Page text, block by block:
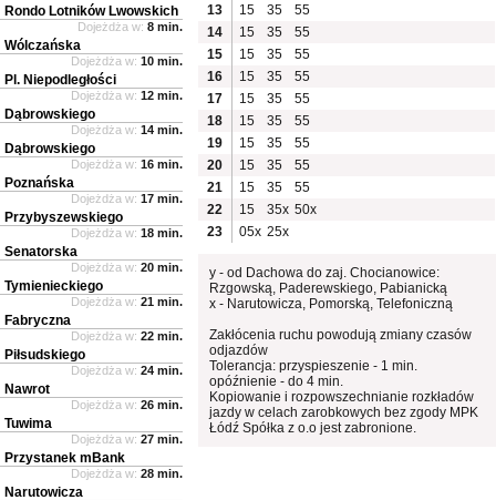
13
15 35
55
14
15 35
55
15
15 35
55
16
15 35
55
17
15 35
55
18
15 35
55
19
15 35
55
20
15 35
55
21
15 35
55
22
15 35x 50x
23
05x 25x
y - od Dachowa do zaj. Chocianowice:
Rzgowską, Paderewskiego, Pabianicką
x - Narutowicza, Pomorską, Telefoniczną
Zakłócenia ruchu powodują zmiany czasów
odjazdów
Tolerancja: przyspieszenie - 1 min.
opóźnienie - do 4 min.
Kopiowanie i rozpowszechnianie rozkładów
jazdy w celach zarobkowych bez zgody MPK
Łódź Spółka z o.o jest zabronione.
Rondo Lotników Lwowskich
Dojeżdża w: 8 min.
Wólczańska
Dojeżdża w: 10 min.
Pl. Niepodległości
Dojeżdża w: 12 min.
Dąbrowskiego
Dojeżdża w: 14 min.
Dąbrowskiego
Dojeżdża w: 16 min.
Poznańska
Dojeżdża w: 17 min.
Przybyszewskiego
Dojeżdża w: 18 min.
Senatorska
Dojeżdża w: 20 min.
Tymienieckiego
Dojeżdża w: 21 min.
Fabryczna
Dojeżdża w: 22 min.
Piłsudskiego
Dojeżdża w: 24 min.
Nawrot
Dojeżdża w: 26 min.
Tuwima
Dojeżdża w: 27 min.
Przystanek mBank
Dojeżdża w: 28 min.
Narutowicza